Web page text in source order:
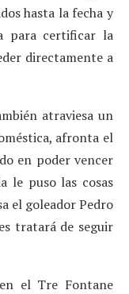
hasta la fecha y
para certificar la
directamente a
atraviesa un
afronta el
en poder vencer
le puso las cosas
el goleador Pedro
tratará de seguir
el Tre Fontane